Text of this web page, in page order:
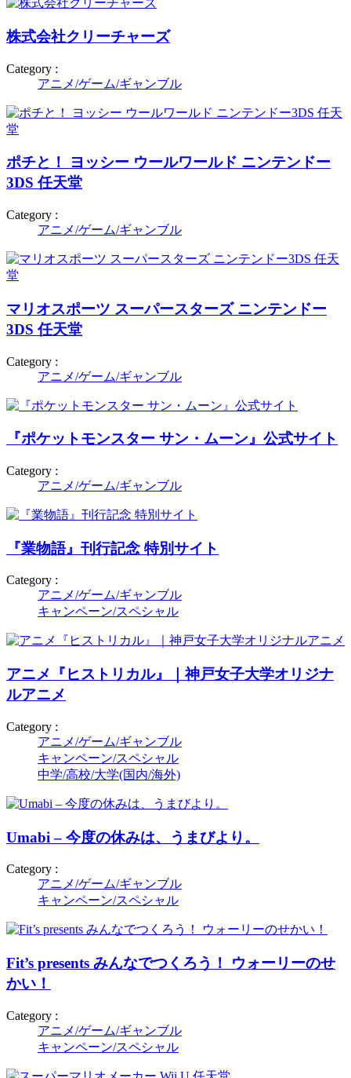
株式会社クリーチャーズ
Category :
アニメ/ゲーム/ギャンブル
ポチと！ ヨッシー ウールワールド ニンテンドー
3DS 任天堂
Category :
アニメ/ゲーム/ギャンブル
マリオスポーツ スーパースターズ ニンテンドー
3DS 任天堂
Category :
アニメ/ゲーム/ギャンブル
『ポケットモンスター サン・ムーン』公式サイト
Category :
アニメ/ゲーム/ギャンブル
『業物語』刊行記念 特別サイト
Category :
アニメ/ゲーム/ギャンブル
キャンペーン/スペシャル
アニメ『ヒストリカル』｜神戸女子大学オリジナ
ルアニメ
Category :
アニメ/ゲーム/ギャンブル
キャンペーン/スペシャル
中学/高校/大学(国内/海外)
Umabi – 今度の休みは、うまびより。
Category :
アニメ/ゲーム/ギャンブル
キャンペーン/スペシャル
Fit’s presents みんなでつくろう！ ウォーリーのせ
かい！
Category :
アニメ/ゲーム/ギャンブル
キャンペーン/スペシャル